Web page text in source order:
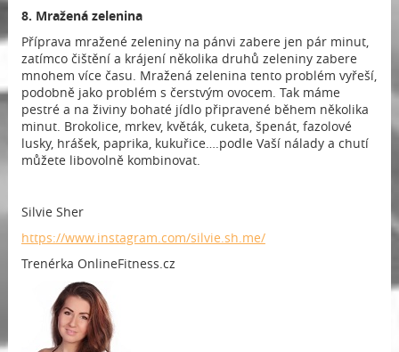
8. Mražená zelenina
Příprava mražené zeleniny na pánvi zabere jen pár minut,
zatímco čištění a krájení několika druhů zeleniny zabere
mnohem více času. Mražená zelenina tento problém vyřeší,
podobně jako problém s čerstvým ovocem. Tak máme
pestré a na živiny bohaté jídlo připravené během několika
minut. Brokolice, mrkev, květák, cuketa, špenát, fazolové
lusky, hrášek, paprika, kukuřice….podle Vaší nálady a chutí
můžete libovolně kombinovat.
Silvie Sher
https://www.instagram.com/silvie.sh.me/
Trenérka OnlineFitness.cz